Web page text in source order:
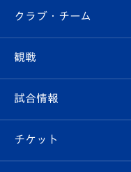
すべて
クラブ
試合情報
クラブ・チーム
クラブ概要
エンブレム紹介
観戦
観戦ルール
はじめての観戦ガイド
試合情報
試合日程/結果
チケット